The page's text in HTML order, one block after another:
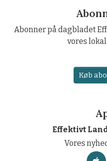
Abonner på dagbladet
vores
Køb
Effektivt
Vores